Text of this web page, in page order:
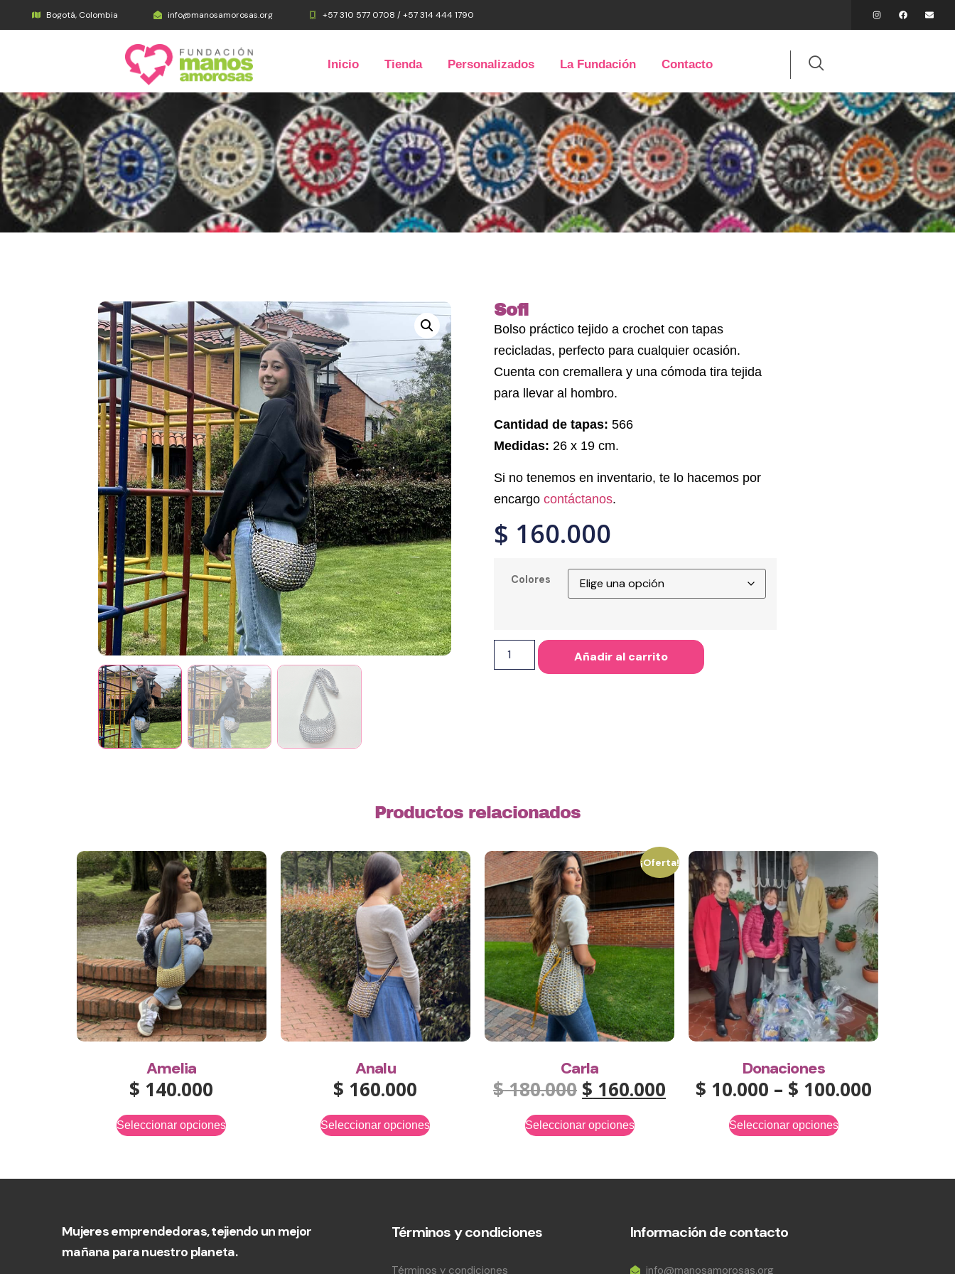
Bogotá, Colombia info@manosamorosas.org +57 310 577 0708 / +57 314 444 1790
Inicio Tienda Personalizados La Fundación Contacto
Sofi
Bolso práctico tejido a crochet con tapas
recicladas, perfecto para cualquier ocasión.
Cuenta con cremallera y una cómoda tira tejida
para llevar al hombro.
Cantidad de tapas: 566
Medidas: 26 x 19 cm.
Si no tenemos en inventario, te lo hacemos por
encargocontáctanos.
$ 160.000
Colores
Añadir al carrito
Productos relacionados
Amelia
$ 140.000
Seleccionar opciones
Analu
$ 160.000
Seleccionar opciones
¡Oferta!
Carla
$180.000 $ 160.000
Seleccionar opciones
Donaciones
$ 10.000 – $ 100.000
Seleccionar opciones
Mujeres emprendedoras, tejiendo un mejor
mañana para nuestro planeta.
Términos y condiciones
Términos y condiciones
Información de contacto
info@manosamorosas.org